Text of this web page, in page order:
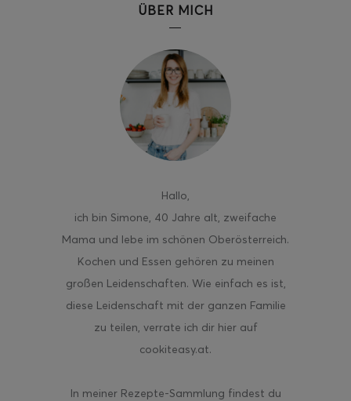
ÜBER MICH
Hallo,
ich bin Simone, 40 Jahre alt, zweifache
Mama und lebe im schönen Oberösterreich.
Kochen und Essen gehören zu meinen
großen Leidenschaften. Wie einfach es ist,
diese Leidenschaft mit der ganzen Familie
zu teilen, verrate ich dir hier auf
cookiteasy.at.
In meiner Rezepte-Sammlung findest du